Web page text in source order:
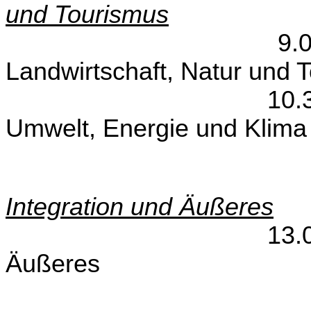
und Tourismus
9.00 –
Landwirtschaft, Natur und
10.30 –
Umwelt, Energie und Klima
Integration und Äußeres
13.00 –
Äußeres